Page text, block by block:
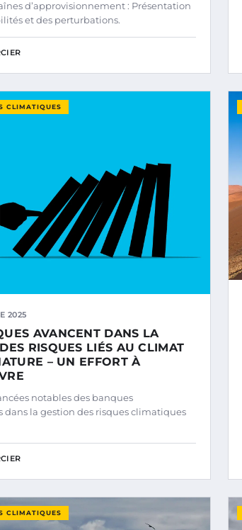
d’approvisionnement : Présentation
et des perturbations.
CLIMATIQUES
2025
AVANCENT DANS LA
RISQUES LIÉS AU CLIMAT
– UN EFFORT À
notables des banques
dans la gestion des risques climatiques
CLIMATIQUES